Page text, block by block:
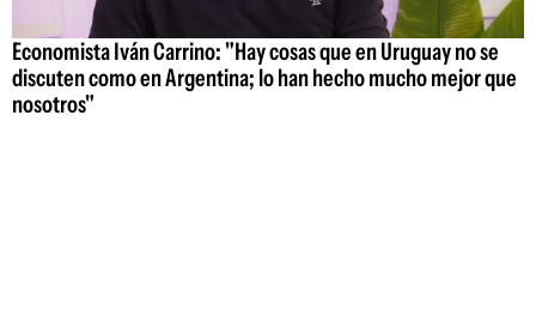
Economista Iván Carrino: "Hay cosas que en Uruguay no se
discuten como en Argentina; lo han hecho mucho mejor que
nosotros"